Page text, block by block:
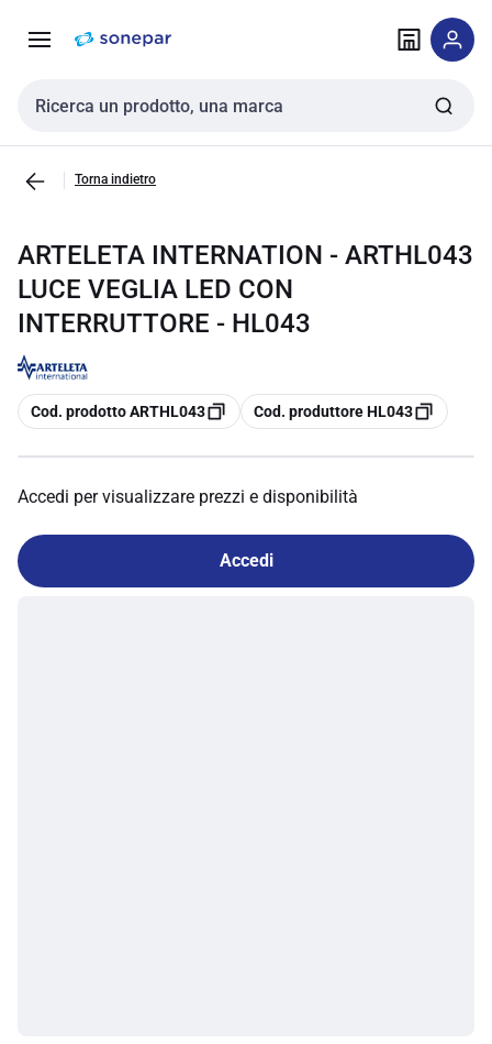
navigazione alla
Cerca input
Torna indietro
ARTELETA INTERNATION - ARTHL043
LUCE VEGLIA LED CON
INTERRUTTORE - HL043
copia
Cod. prodotto ARTHL043 copia
Cod. produttore HL043
Accedi per visualizzare prezzi e disponibilità
Accedi